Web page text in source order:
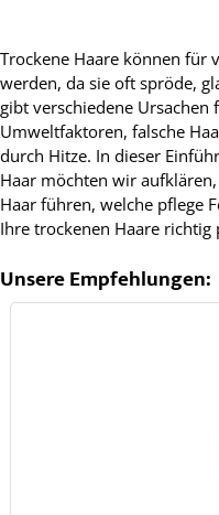
Trockene Haare können für
werden, da sie oft spröde,
gibt verschiedene Ursachen
Umweltfaktoren, falsche
durch Hitze. In dieser
Haar möchten wir
Haar führen, welche pflege
Ihre trockenen Haare richtig
Unsere Empfehlungen: